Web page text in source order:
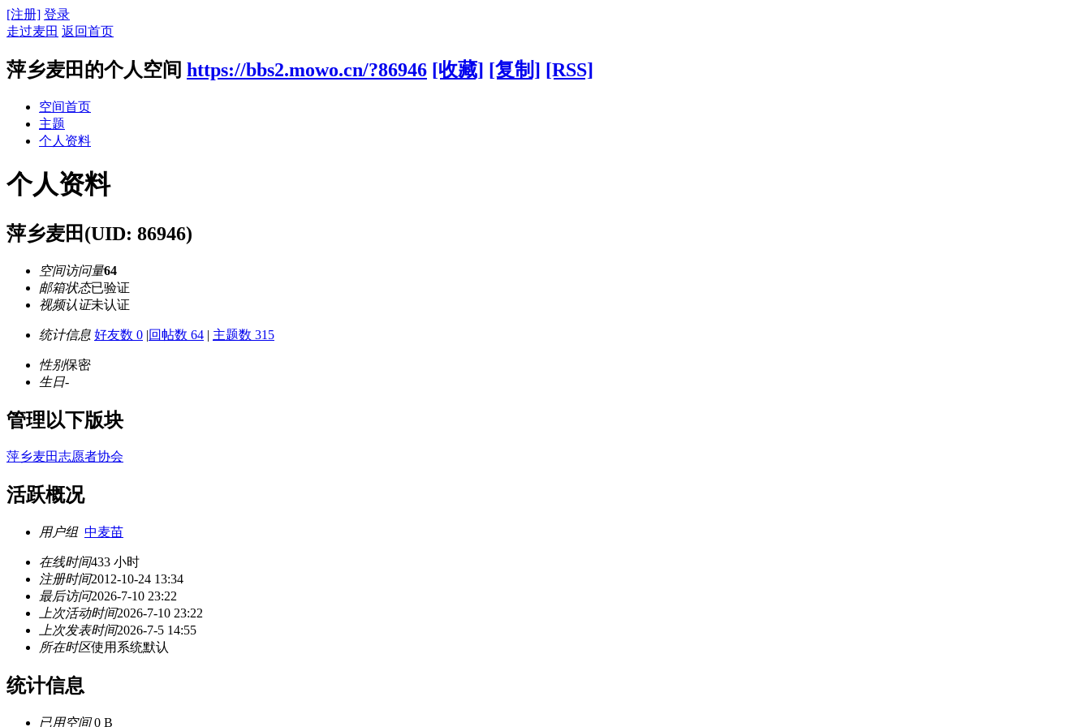
[注册] 登录
走过麦田 返回首页
萍乡麦田的个人空间 https://bbs2.mowo.cn/?86946 [收藏] [复制] [RSS]
空间首页
主题
个人资料
个人资料
萍乡麦田 (UID: 86946)
空间访问量64
邮箱状态已验证
视频认证未认证
统计信息 好友数 0 |回帖数 64 | 主题数 315
性别保密
生日-
管理以下版块
萍乡麦田志愿者协会
活跃概况
用户组 中麦苗
在线时间433 小时
注册时间2012-10-24 13:34
最后访问2026-7-10 23:22
上次活动时间2026-7-10 23:22
上次发表时间2026-7-5 14:55
所在时区使用系统默认
统计信息
已用空间0 B